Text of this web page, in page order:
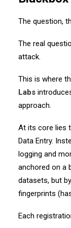
The question,
The real
attack.
This is where
Labs
approach.
At its core lies
Data Entry.
logging and
anchored on a
datasets, but
fingerprints
Each